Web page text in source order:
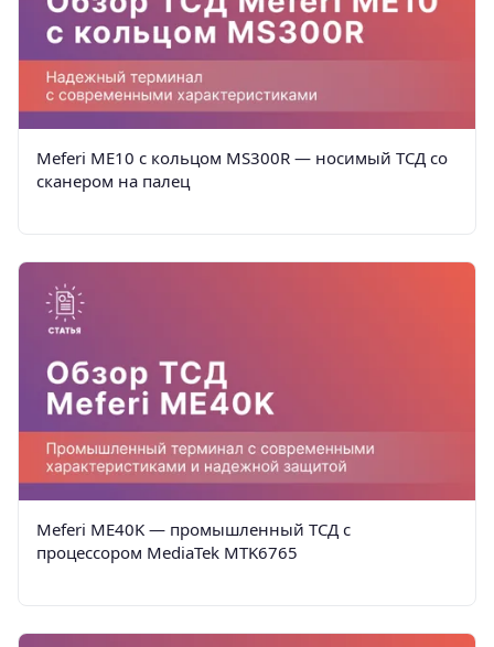
Meferi ME10 с кольцом MS300R — носимый ТСД со
сканером на палец
Meferi ME40K — промышленный ТСД с
процессором MediaTek MTK6765